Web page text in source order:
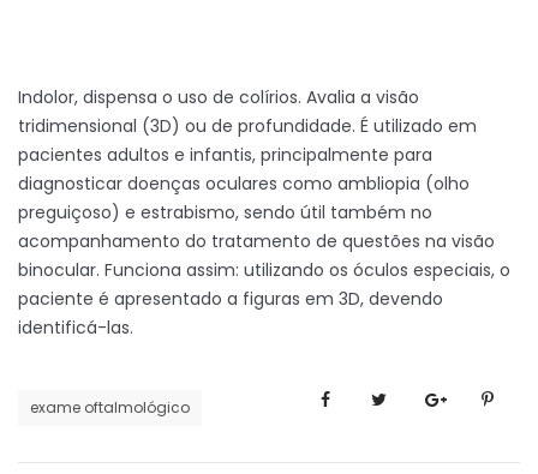
Indolor, dispensa o uso de colírios. Avalia a visão
tridimensional (3D) ou de profundidade. É utilizado em
pacientes adultos e infantis, principalmente para
diagnosticar doenças oculares como ambliopia (olho
preguiçoso) e estrabismo, sendo útil também no
acompanhamento do tratamento de questões na visão
binocular. Funciona assim: utilizando os óculos especiais, o
paciente é apresentado a figuras em 3D, devendo
identificá-las.
exame oftalmológico